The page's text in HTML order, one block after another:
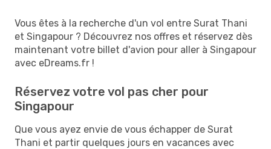
Vous êtes à la recherche d'un vol entre Surat Thani
et Singapour ? Découvrez nos offres et réservez dès
maintenant votre billet d'avion pour aller à Singapour
avec eDreams.fr !
Réservez votre vol pas cher pour
Singapour
Que vous ayez envie de vous échapper de Surat
Thani et partir quelques jours en vacances avec